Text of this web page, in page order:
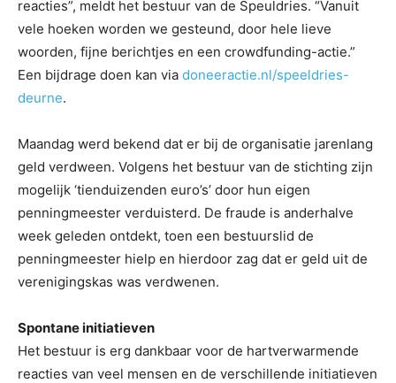
reacties”, meldt het bestuur van de Speuldries. “Vanuit
vele hoeken worden we gesteund, door hele lieve
woorden, fijne berichtjes en een crowdfunding-actie.”
Een bijdrage doen kan via doneeractie.nl/speeldries-
deurne.
Maandag werd bekend dat er bij de organisatie jarenlang
geld verdween. Volgens het bestuur van de stichting zijn
mogelijk ‘tienduizenden euro’s’ door hun eigen
penningmeester verduisterd. De fraude is anderhalve
week geleden ontdekt, toen een bestuurslid de
penningmeester hielp en hierdoor zag dat er geld uit de
verenigingskas was verdwenen.
Spontane initiatieven
Het bestuur is erg dankbaar voor de hartverwarmende
reacties van veel mensen en de verschillende initiatieven